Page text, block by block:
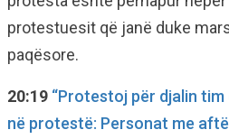
protestuesit që janë duke
paqësore.
20:19 “Protestoj për djalin tim
në protestë: Personat me